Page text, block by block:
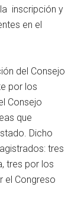
inscripción y
en el
del Consejo
por los
Consejo
que
Dicho
tres
tres por los
el Congreso